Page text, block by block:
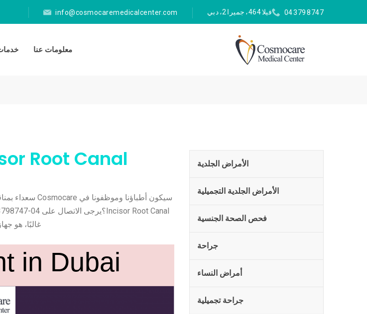
04 379 8747 فيلا 464، جميرا 2، دبي info@cosmocaremedicalcenter.com
معلومات عنا
الأمراض الجلدية
الأمراض الجلدية التجميلية
فحص الصحة الجنسية
جراحة
أمراض النساء
جراحة تجميلية
غالبًا، هو